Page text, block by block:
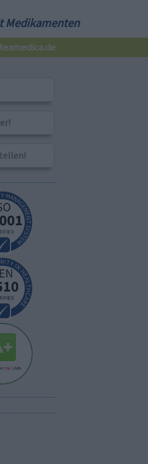
Medikamenten